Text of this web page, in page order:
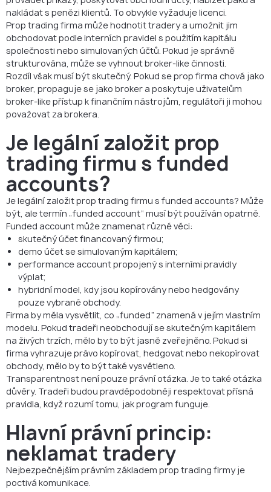
nakládat s penězi klientů. To obvykle vyžaduje licenci.
Prop trading firma může hodnotit tradery a umožnit jim
obchodovat podle interních pravidel s použitím kapitálu
společnosti nebo simulovaných účtů. Pokud je správně
strukturována, může se vyhnout broker-like činnosti.
Rozdíl však musí být skutečný. Pokud se prop firma chová jako
broker, propaguje se jako broker a poskytuje uživatelům
broker-like přístup k finančním nástrojům, regulátoři ji mohou
považovat za brokera.
Je legální založit prop
trading firmu s funded
accounts?
Je legální založit prop trading firmu s funded accounts? Může
být, ale termín „funded account“ musí být používán opatrně.
Funded account může znamenat různé věci:
skutečný účet financovaný firmou;
demo účet se simulovaným kapitálem;
performance account propojený s interními pravidly
výplat;
hybridní model, kdy jsou kopírovány nebo hedgovány
pouze vybrané obchody.
Firma by měla vysvětlit, co „funded“ znamená v jejím vlastním
modelu. Pokud tradeři neobchodují se skutečným kapitálem
na živých trzích, mělo by to být jasně zveřejněno. Pokud si
firma vyhrazuje právo kopírovat, hedgovat nebo nekopírovat
obchody, mělo by to být také vysvětleno.
Transparentnost není pouze právní otázka. Je to také otázka
důvěry. Tradeři budou pravděpodobněji respektovat přísná
pravidla, když rozumí tomu, jak program funguje.
Hlavní právní princip:
neklamat tradery
Nejbezpečnějším právním základem prop trading firmy je
poctivá komunikace.